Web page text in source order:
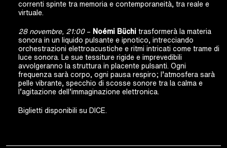
correnti spinte tra memoria e contemporaneità, tra reale e
virtuale.
28 novembre, 21:00– Noémi Büchi trasformerà la materia
sonora in un liquido pulsante e ipnotico, intrecciando
orchestrazioni elettroacustiche e ritmi intricati come trame di
luce sonora. Le sue tessiture rigide e imprevedibili
avvolgeranno la struttura in placente pulsanti. Ogni
frequenza sarà corpo, ogni pausa respiro; l’atmosfera sarà
pelle vibrante, specchio di scosse sonore tra la calma e
l’agitazione dell’immaginazione elettronica.
Biglietti disponibili su DICE.